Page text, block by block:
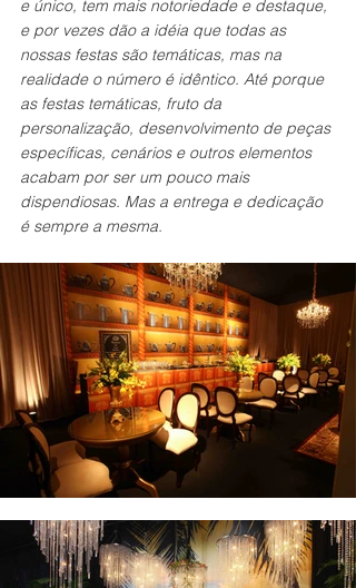
e único, tem mais notoriedade e destaque,
e por vezes dão a idéia que todas as
nossas festas são temáticas, mas na
realidade o número é idêntico. Até porque
as festas temáticas, fruto da
personalização, desenvolvimento de peças
específicas, cenários e outros elementos
acabam por ser um pouco mais
dispendiosas. Mas a entrega e dedicação
é sempre a mesma.